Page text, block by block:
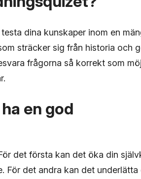
dina kunskaper inom en
sträcker sig från historia och
frågorna så korrekt som
en god
det första kan det öka din
För det andra kan det underlätta